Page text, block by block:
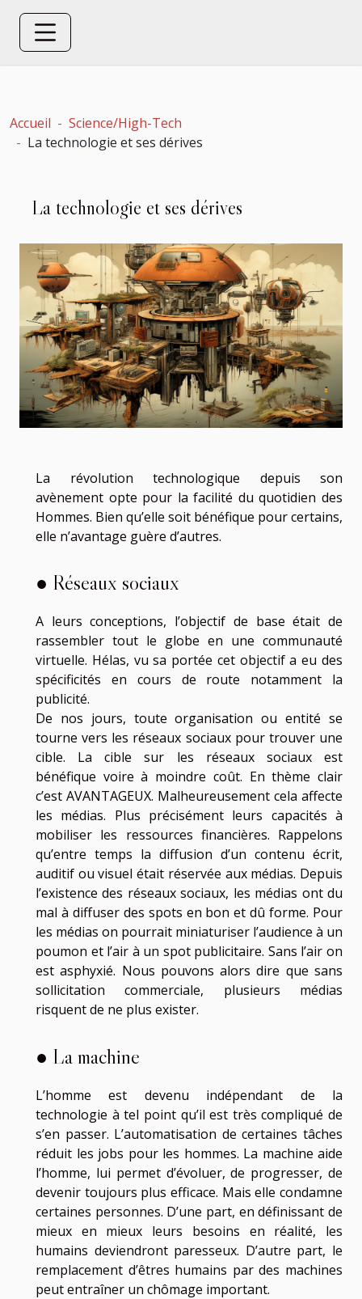
Accueil
Science/High-Tech
La technologie et ses dérives
La technologie et ses dérives
La révolution technologique depuis son
avènement opte pour la facilité du quotidien des
Hommes. Bien qu’elle soit bénéfique pour certains,
elle n’avantage guère d’autres.
● Réseaux sociaux
A leurs conceptions, l’objectif de base était de
rassembler tout le globe en une communauté
virtuelle. Hélas, vu sa portée cet objectif a eu des
spécificités en cours de route notamment la
publicité.
De nos jours, toute organisation ou entité se
tourne vers les réseaux sociaux pour trouver une
cible. La cible sur les réseaux sociaux est
bénéfique voire à moindre coût. En thème clair
c’est AVANTAGEUX. Malheureusement cela affecte
les médias. Plus précisément leurs capacités à
mobiliser les ressources financières. Rappelons
qu’entre temps la diffusion d’un contenu écrit,
auditif ou visuel était réservée aux médias. Depuis
l’existence des réseaux sociaux, les médias ont du
mal à diffuser des spots en bon et dû forme. Pour
les médias on pourrait miniaturiser l’audience à un
poumon et l’air à un spot publicitaire. Sans l’air on
est asphyxié. Nous pouvons alors dire que sans
sollicitation commerciale, plusieurs médias
risquent de ne plus exister.
● La machine
L’homme est devenu indépendant de la
technologie à tel point qu’il est très compliqué de
s’en passer. L’automatisation de certaines tâches
réduit les jobs pour les hommes. La machine aide
l’homme, lui permet d’évoluer, de progresser, de
devenir toujours plus efficace. Mais elle condamne
certaines personnes. D’une part, en définissant de
mieux en mieux leurs besoins en réalité, les
humains deviendront paresseux. D’autre part, le
remplacement d’êtres humains par des machines
peut entraîner un chômage important.